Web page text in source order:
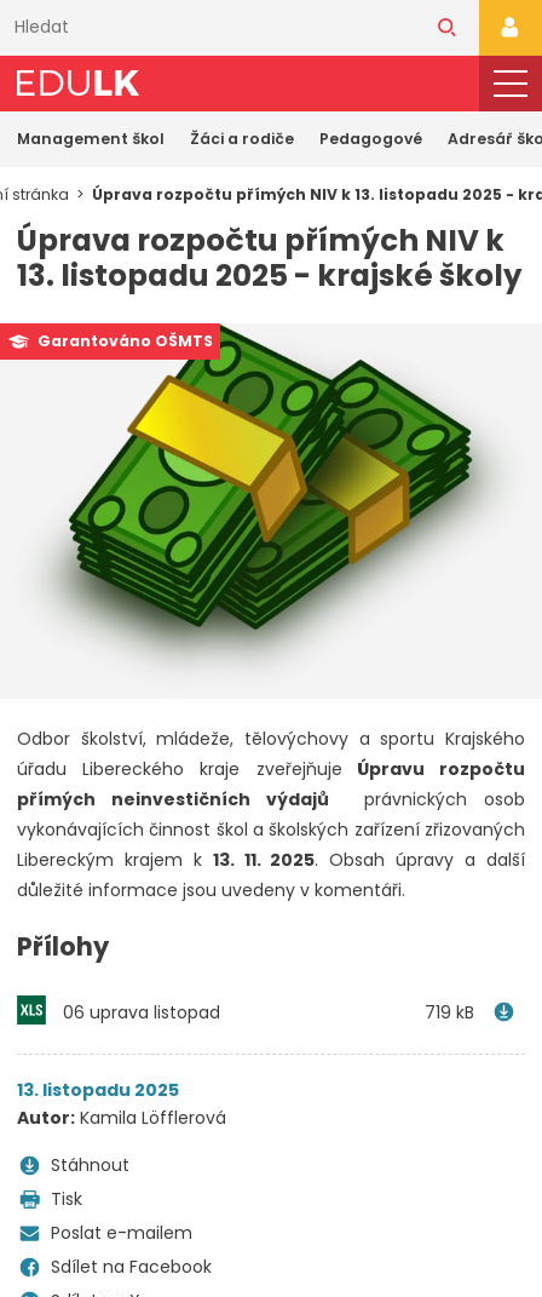
obsahu
Management škol Žáci a rodiče Pedagogové Adresář
stránka Úprava rozpočtu přímých NIV k 13. listopadu 2025 -
Úprava rozpočtu přímých NIV k
13. listopadu 2025 - krajské školy
Garantováno OŠMTS
Odbor školství, mládeže, tělovýchovy a sportu Krajského
úřadu Libereckého kraje zveřejňuje Úpravu rozpočtu
přímých neinvestičních výdajů právnických osob
vykonávajících činnost škol a školských zařízení zřizovaných
Libereckým krajem k 13. 11. 2025. Obsah úpravy a další
důležité informace jsou uvedeny v komentáři.
Přílohy
06 uprava listopad 719 kB
13. listopadu 2025
Autor: Kamila Löfflerová
Stáhnout
Tisk
Poslat e-mailem
Sdílet na Facebook